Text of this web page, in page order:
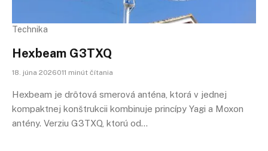
Technika
Hexbeam G3TXQ
18. júna 2026011 minút čítania
Hexbeam je drôtová smerová anténa, ktorá v jednej
kompaktnej konštrukcii kombinuje princípy Yagi a Moxon
antény. Verziu G3TXQ, ktorú od…